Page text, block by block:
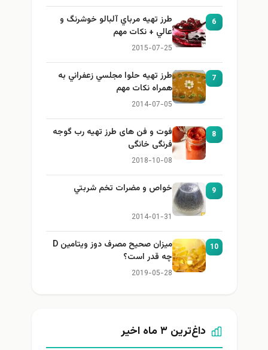
6
طرز تهيه مرباي آلبالو خوشرنگ و
عالي + نكات مهم
2015-07-25
7
طرز تهيه حلوا مجلسي زعفراني به
همراه نكات مهم
2014-07-05
8
فوت و فن های طرز تهیه رب گوجه
فرنگی خانگی
2018-10-08
9 خواص و مضرات تخم شربتي
2014-01-31
10
میزان صحیح مصرف دوز ویتامین D
چه قدر است؟
2019-05-28
داغ‌ترین ۳ ماه اخیر